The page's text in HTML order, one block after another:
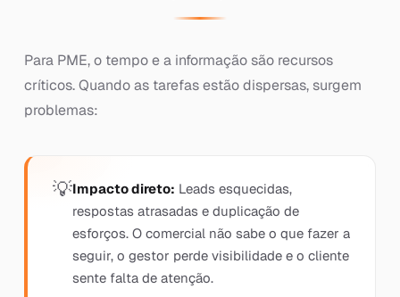
Para PME, o tempo e a informação são recursos
críticos. Quando as tarefas estão dispersas, surgem
problemas:
Impacto direto: Leads esquecidas,
respostas atrasadas e duplicação de
esforços. O comercial não sabe o que fazer a
seguir, o gestor perde visibilidade e o cliente
sente falta de atenção.